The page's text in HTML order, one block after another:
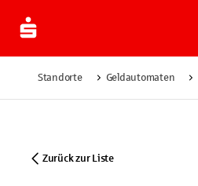
Standorte Geldautomaten
Zurück zur Liste